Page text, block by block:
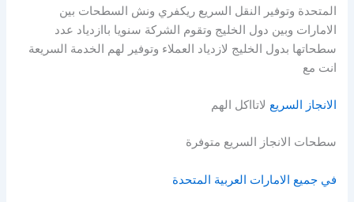
المتحدة وتوفير النقل السريع ريكفري ونش السطحات بين
الامارات وبين دول الخليج وتقوم الشركة سنويا باازدياد عدد
سطحاتها بدول الخليج لازدياد العملاء وتوفير لهم الخدمة السريعة
انت مع
الانجاز السريع لاتااكل الهم
سطحات الانجاز السريع متوفرة
في جميع الامارات العربية المتحدة